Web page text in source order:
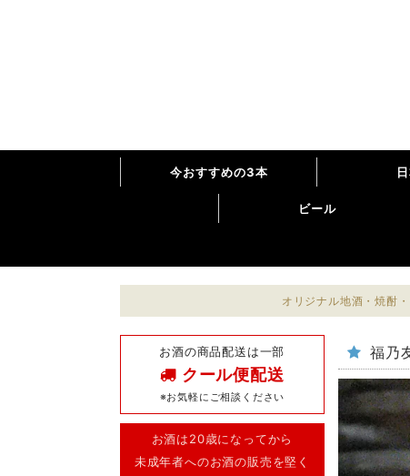
今おすすめの3本
ビール
オリジナル地酒・焼酎
お酒の商品配送は一部
クール便配送
※お気軽にご相談ください
お酒は20歳になってから
未成年者へのお酒の販売を堅く
福乃